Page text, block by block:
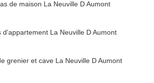
de maison La Neuville D Aumont
d'appartement La Neuville D Aumont
grenier et cave La Neuville D Aumont